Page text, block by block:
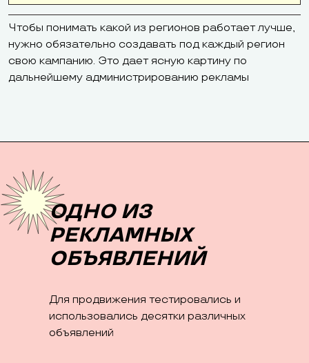
Чтобы понимать какой из регионов работает лучше,
нужно обязательно создавать под каждый регион
свою кампанию. Это дает ясную картину по
дальнейшему администрированию рекламы
ОДНО ИЗ
РЕКЛАМНЫХ
ОБЪЯВЛЕНИЙ
Для продвижения тестировались и
использовались десятки различных
объявлений